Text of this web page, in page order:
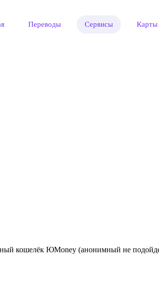
Переводы Сервисы Карты
кошелёк ЮMoney (анонимный не